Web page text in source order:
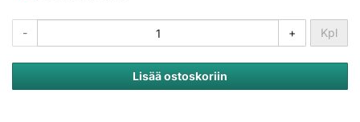
- + Kpl
Lisää ostoskoriin